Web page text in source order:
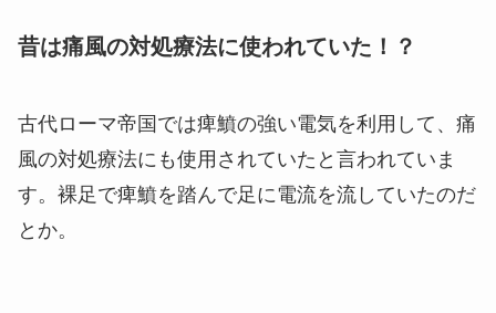
昔は痛風の対処療法に使われていた！？
古代ローマ帝国では痺鱝の強い電気を利用して、痛
風の対処療法にも使用されていたと言われていま
す。裸足で痺鱝を踏んで足に電流を流していたのだ
とか。